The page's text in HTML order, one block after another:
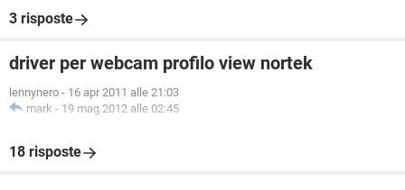
3 risposte
driver per webcam profilo view nortek
lennynero - 16 apr 2011 alle 21:03
mark - 19 mag 2012 alle 02:45
18 risposte